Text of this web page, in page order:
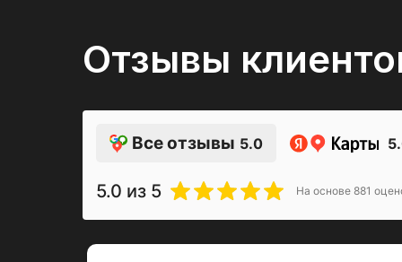
Отзывы
Все отзывы 5.0
5.0 из 5 На основе 881